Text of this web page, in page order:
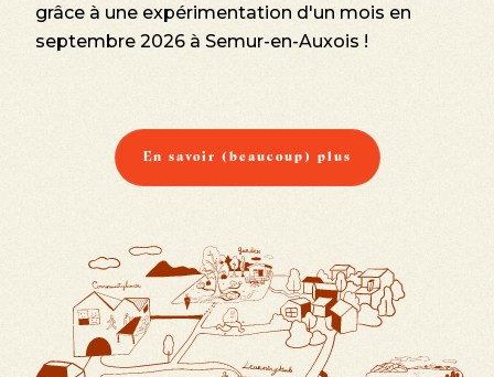
grâce à une expérimentation d'un mois en
septembre 2026 à Semur-en-Auxois !
En savoir (beaucoup) plus